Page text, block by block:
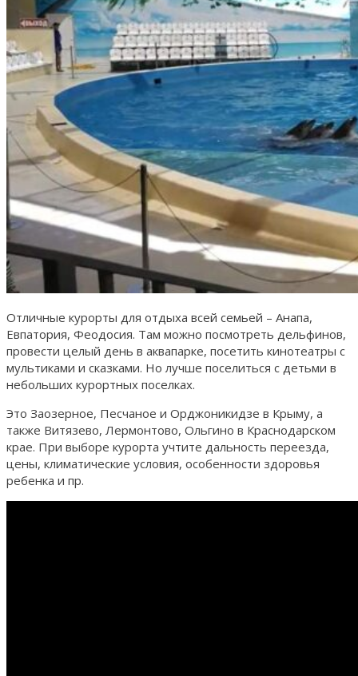
Отличные курорты для отдыха всей семьей – Анапа,
Евпатория, Феодосия. Там можно посмотреть дельфинов,
провести целый день в аквапарке, посетить кинотеатры с
мультиками и сказками. Но лучше поселиться с детьми в
небольших курортных поселках.
Это Заозерное, Песчаное и Орджоникидзе в Крыму, а
также Витязево, Лермонтово, Ольгино в Краснодарском
крае. При выборе курорта учтите дальность переезда,
цены, климатические условия, особенности здоровья
ребенка и пр.